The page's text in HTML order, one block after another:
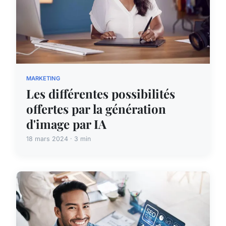
MARKETING
Les différentes possibilités
offertes par la génération
d'image par IA
18 mars 2024 · 3 min